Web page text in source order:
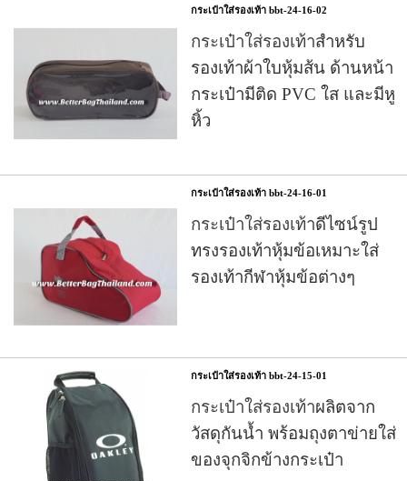
กระเป๋าใส่รองเท้า bbt-24-16-02
กระเป๋าใส่รองเท้าสำหรับ
รองเท้าผ้าใบหุ้มส้น ด้านหน้า
กระเป๋ามีติด PVC ใส และมีหู
หิ้ว
กระเป๋าใส่รองเท้า bbt-24-16-01
กระเป๋าใส่รองเท้าดีไซน์รูป
ทรงรองเท้าหุ้มข้อเหมาะใส่
รองเท้ากีฬาหุ้มข้อต่างๆ
กระเป๋าใส่รองเท้า bbt-24-15-01
กระเป๋าใส่รองเท้าผลิตจาก
วัสดุกันน้ำ พร้อมถุงตาข่ายใส่
ของจุกจิกข้างกระเป๋า